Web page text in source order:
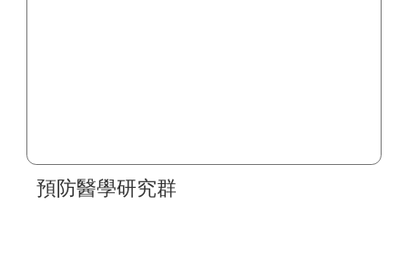
預防醫學研究群